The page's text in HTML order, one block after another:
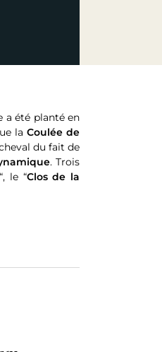
a été planté en
la Coulée de
du fait de
. Trois
“, le “Clos de la